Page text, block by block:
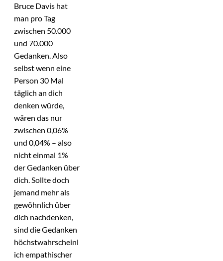
Bruce Davis hat
man pro Tag
zwischen 50.000
und 70.000
Gedanken. Also
selbst wenn eine
Person 30 Mal
täglich an dich
denken würde,
wären das nur
zwischen 0,06%
und 0,04% – also
nicht einmal 1%
der Gedanken über
dich. Sollte doch
jemand mehr als
gewöhnlich über
dich nachdenken,
sind die Gedanken
höchstwahrscheinl
ich empathischer